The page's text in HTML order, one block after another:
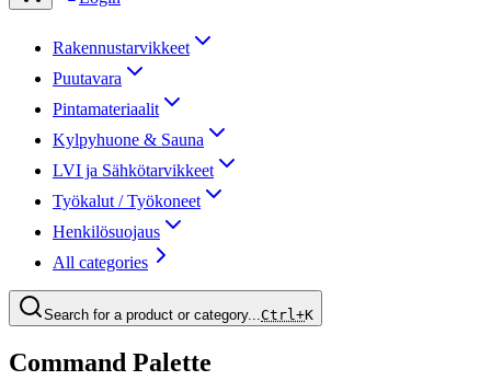
Rakennustarvikkeet
Puutavara
Pintamateriaalit
Kylpyhuone & Sauna
LVI ja Sähkötarvikkeet
Työkalut / Työkoneet
Henkilösuojaus
All categories
Search for a product or category...Ctrl+K
Command Palette